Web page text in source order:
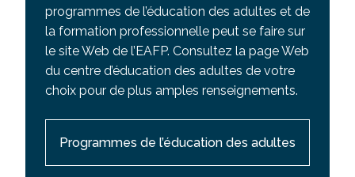
programmes de l’éducation des adultes et de
la formation professionnelle peut se faire sur
le site Web de l’EAFP. Consultez la page Web
du centre d’éducation des adultes de votre
choix pour de plus amples renseignements.
Programmes de l’éducation des adultes